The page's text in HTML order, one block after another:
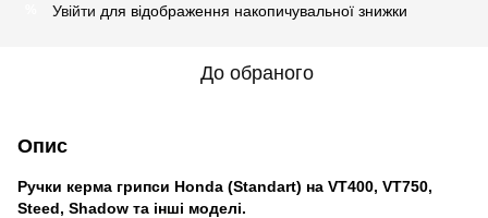
Увійти для відображення накопичувальної знижки
До обраного
Опис
Ручки керма грипси Honda (Standart) на VT400, VT750,
Steed, Shadow та інші моделі.